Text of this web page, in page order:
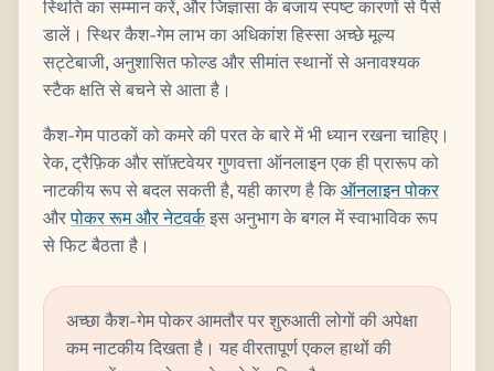
स्थिति का सम्मान करें, और जिज्ञासा के बजाय स्पष्ट कारणों से पैसे
डालें। स्थिर कैश-गेम लाभ का अधिकांश हिस्सा अच्छे मूल्य
सट्टेबाजी, अनुशासित फोल्ड और सीमांत स्थानों से अनावश्यक
स्टैक क्षति से बचने से आता है।
कैश-गेम पाठकों को कमरे की परत के बारे में भी ध्यान रखना चाहिए।
रेक, ट्रैफ़िक और सॉफ़्टवेयर गुणवत्ता ऑनलाइन एक ही प्रारूप को
नाटकीय रूप से बदल सकती है, यही कारण है किऑनलाइन पोकर
औरपोकर रूम और नेटवर्कइस अनुभाग के बगल में स्वाभाविक रूप
से फिट बैठता है।
अच्छा कैश-गेम पोकर आमतौर पर शुरुआती लोगों की अपेक्षा
कम नाटकीय दिखता है। यह वीरतापूर्ण एकल हाथों की